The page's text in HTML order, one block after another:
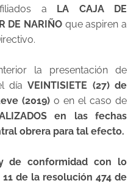
a LA CAJA DE
DE NARIÑO que aspiren a
la presentación de
díaVEINTISIETE (27) de
(2019) o en el caso de
en las fechas
obrera para tal efecto.
de conformidad con lo
de la resolución 474 de